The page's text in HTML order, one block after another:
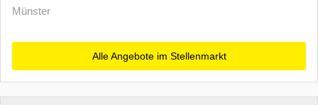
Münster
Alle Angebote im Stellenmarkt